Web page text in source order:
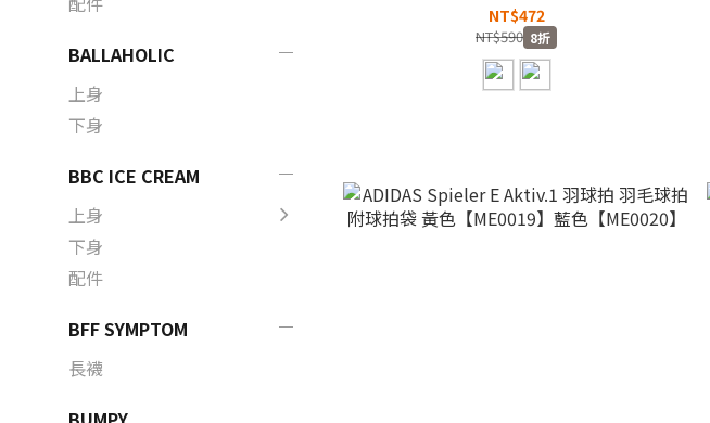
BALLAHOLIC
上身
下身
BBC ICE CREAM
上身
下身
配件
BFF SYMPTOM
長襪
【IC8699/JJ1837】
NT$472
NT$590 8折